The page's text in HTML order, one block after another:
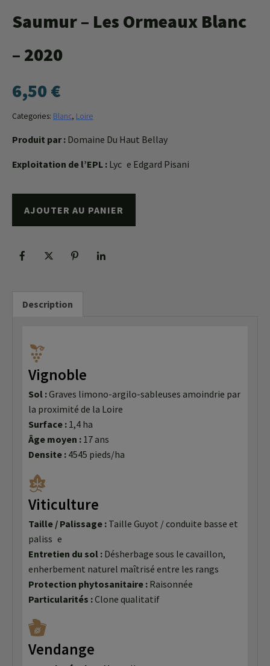
Saumur – Les Ormeaux Blanc
– 2020
6,50€
Categories: Blanc, Loire
Produit par : Domaine Du Haut Bellay
Exploitation de l’EPL : Lyc e Edgard Pisani
AJOUTER AU PANIER
Description
Vignoble
Sol :Graves limono-argilo-sableuses amoindrie par
la proximité de la Loire
Surface : 1,4 ha
Âge moyen : 17 ans
Densite : 4545 pieds/ha
Viticulture
Taille / Palissage : Taille Guyot / conduite basse et
paliss e
Entretien du sol : Désherbage sous le cavaillon,
enherbement naturel maîtrisé entre les rangs
Protection phytosanitaire : Raisonnée
Particularités :Clone qualitatif
Vendange